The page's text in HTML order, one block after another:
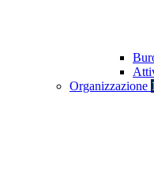
Organizzazione 1